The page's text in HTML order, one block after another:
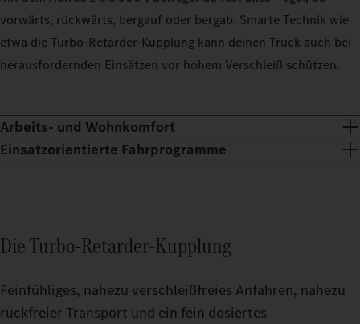
vorwärts, rückwärts, bergauf oder bergab. Smarte Technik wie
etwa die Turbo-Retarder-Kupplung kann deinen Truck auch bei
herausfordernden Einsätzen vor hohem Verschleiß schützen.
Arbeits- und Wohnkomfort
Einsatzorientierte Fahrprogramme
Die Turbo-Retarder-Kupplung
Feinfühliges, nahezu verschleißfreies Anfahren, nahezu
ruckfreier Transport und ein fein dosiertes